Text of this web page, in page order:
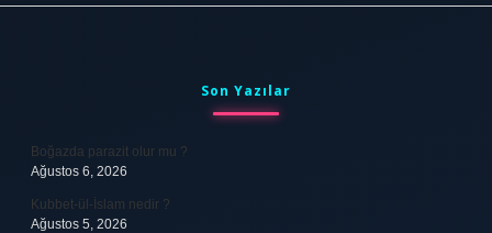
Son Yazılar
Boğazda parazit olur mu ?
Ağustos 6, 2026
Kubbet-ül-İslam nedir ?
Ağustos 5, 2026